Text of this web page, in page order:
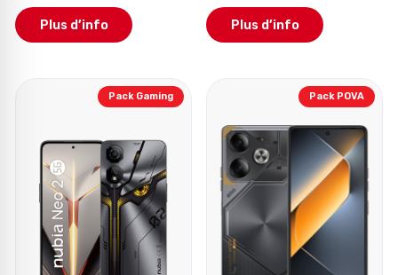
Plus d’info Plus d’info
Pack Gaming Pack POVA